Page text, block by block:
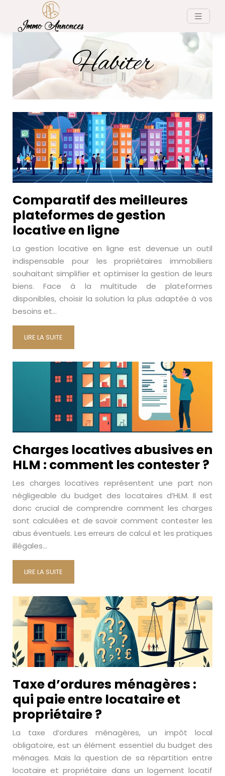
Habiter
Comparatif des meilleures
plateformes de gestion
locative en ligne
La gestion locative en ligne est devenue un outil
indispensable pour les propriétaires immobiliers
souhaitant simplifier et optimiser la gestion de leurs
biens. Face à la multitude de plateformes
disponibles, choisir la solution la plus adaptée à vos
besoins et…
LIRE LA SUITE
Charges locatives abusives en
HLM : comment les contester ?
Les charges locatives représentent une part non
négligeable du budget des locataires d’HLM. Il est
donc crucial de comprendre comment les charges
sont calculées et de savoir comment contester les
abus éventuels. Les erreurs de calcul et les pratiques
illégales…
LIRE LA SUITE
Taxe d’ordures ménagères :
qui paie entre locataire et
propriétaire ?
La taxe d’ordures ménagères, un impôt local
obligatoire, est un élément essentiel du budget des
ménages. Mais la question de sa répartition entre
locataire et propriétaire dans un logement locatif